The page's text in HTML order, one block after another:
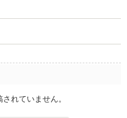
れていません。